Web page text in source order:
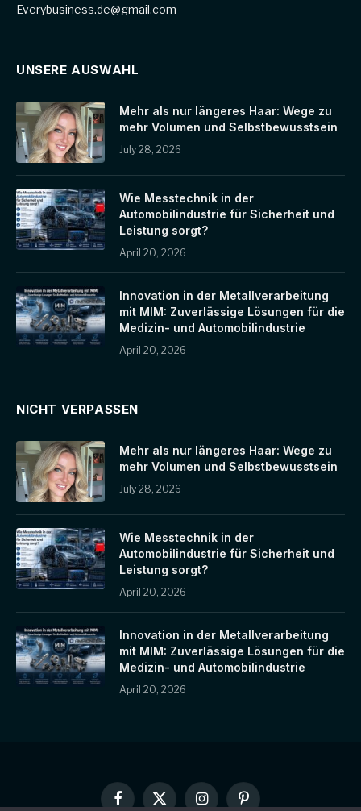
Everybusiness.de@gmail.com
UNSERE AUSWAHL
Mehr als nur längeres Haar: Wege zu
mehr Volumen und Selbstbewusstsein
July 28, 2026
Wie Messtechnik in der
Automobilindustrie für Sicherheit und
Leistung sorgt?
April 20, 2026
Innovation in der Metallverarbeitung
mit MIM: Zuverlässige Lösungen für die
Medizin- und Automobilindustrie
April 20, 2026
NICHT VERPASSEN
Mehr als nur längeres Haar: Wege zu
mehr Volumen und Selbstbewusstsein
July 28, 2026
Wie Messtechnik in der
Automobilindustrie für Sicherheit und
Leistung sorgt?
April 20, 2026
Innovation in der Metallverarbeitung
mit MIM: Zuverlässige Lösungen für die
Medizin- und Automobilindustrie
April 20, 2026
Facebook
X InstagramPinterest